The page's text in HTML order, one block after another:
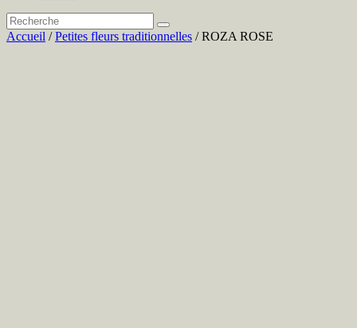
Accueil /Petites fleurs traditionnelles / ROZA ROSE